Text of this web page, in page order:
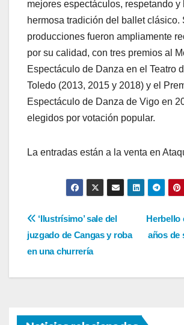
mejores espectáculos, respetando y
hermosa tradición del ballet clásico.
producciones fueron ampliamente
por su calidad, con tres premios al
Espectáculo de Danza en el Teatro
Toledo (2013, 2015 y 2018) y el
Espectáculo de Danza de Vigo en
elegidos por votación popular.
La entradas están a la venta en
Navegación
de
entradas
Herbello
años de
‘Ilustrísimo’ sale del
juzgado de Cangas y roba
en una churrería